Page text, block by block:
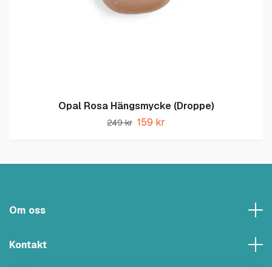
Opal Rosa Hängsmycke (Droppe)
249 kr 159 kr
Om oss
Kontakt